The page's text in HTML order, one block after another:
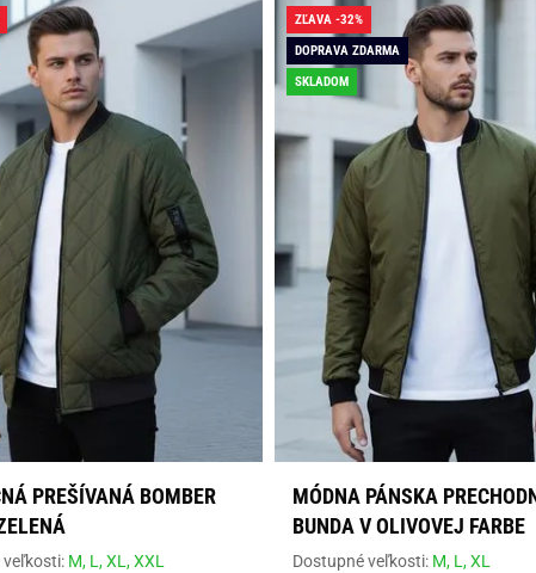
PREŠÍVANÁ BOMBER
veľkosti: M, L,XL,XXL
ZĽAVA -32%
DOPRAVA ZDARMA
SKLADOM
MÓDNA PÁNSKA
BUNDA V OLIVOVEJ FARBE
Dostupné veľkosti: M, L,XL